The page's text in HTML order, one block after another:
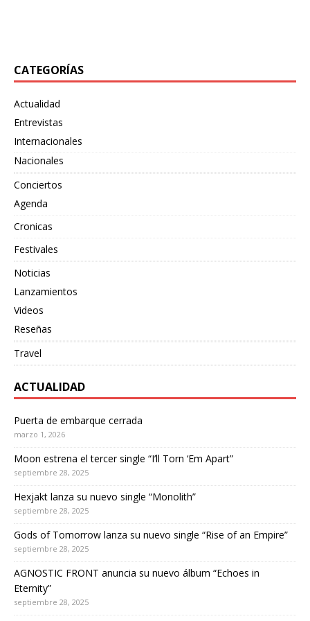
CATEGORÍAS
Actualidad
Entrevistas
Internacionales
Nacionales
Conciertos
Agenda
Cronicas
Festivales
Noticias
Lanzamientos
Videos
Reseñas
Travel
ACTUALIDAD
Puerta de embarque cerrada
marzo 1, 2026
Moon estrena el tercer single “I’ll Torn ‘Em Apart”
septiembre 28, 2025
Hexjakt lanza su nuevo single “Monolith”
septiembre 28, 2025
Gods of Tomorrow lanza su nuevo single “Rise of an Empire”
septiembre 28, 2025
AGNOSTIC FRONT anuncia su nuevo álbum “Echoes in
Eternity”
septiembre 28, 2025